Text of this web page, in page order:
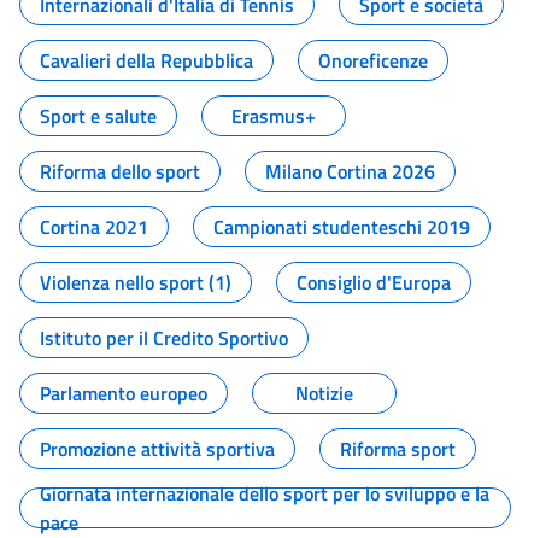
Cavalieri della Repubblica
Onoreficenze
Sport e salute
Erasmus+
Riforma dello sport
Milano Cortina 2026
Cortina 2021
Campionati studenteschi 2019
Violenza nello sport (1)
Consiglio d'Europa
Istituto per il Credito Sportivo
Parlamento europeo
Notizie
Promozione attività sportiva
Riforma sport
Giornata internazionale dello sport per lo sviluppo e la
pace